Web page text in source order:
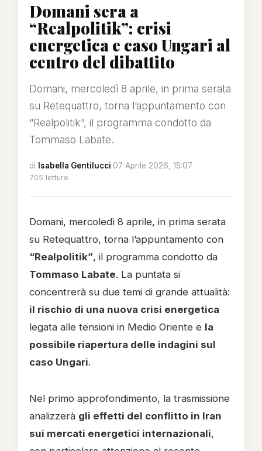
Domani sera a
“Realpolitik”: crisi
energetica e caso Ungari al
centro del dibattito
Domani, mercoledì 8 aprile, in prima serata
su Retequattro, torna l’appuntamento con
“Realpolitik”, il programma condotto da
Tommaso Labate.
di Isabella Gentilucci·07 Aprile 2026, 15:07·
705 letture
Domani, mercoledì 8 aprile, in prima serata
su Retequattro, torna l’appuntamento con
“Realpolitik”, il programma condotto da
Tommaso Labate. La puntata si
concentrerà su due temi di grande attualità:
il rischio di una nuova crisi energetica
legata alle tensioni in Medio Oriente e la
possibile riapertura delle indagini sul
caso Ungari.
Nel primo approfondimento, la trasmissione
analizzerà gli effetti del conflitto in Iran
sui mercati energetici internazionali,